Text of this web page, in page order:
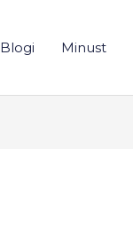
Blogi Minust